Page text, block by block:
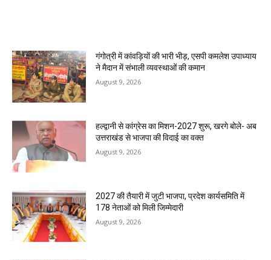
गंगोत्री में कांवड़ियों की भारी भीड़, एसपी कमलेश उपाध्याय
ने मैदान में संभाली व्यवस्थाओं की कमान
August 9, 2026
हल्द्वानी से कांग्रेस का मिशन-2027 शुरू, खरगे बोले- अब
उत्तराखंड से भाजपा की विदाई का वक्त
August 9, 2026
2027 की तैयारी में जुटी भाजपा, प्रदेश कार्यसमिति में
178 नेताओं को मिली जिम्मेदारी
August 9, 2026